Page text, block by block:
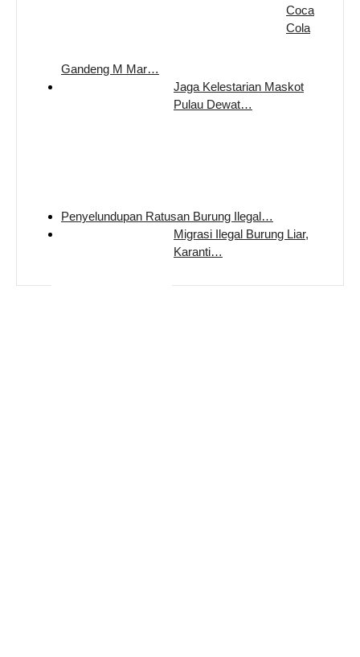
Coca
Cola
Gandeng M Mar…
Jaga Kelestarian Maskot
Pulau Dewat…
Penyelundupan Ratusan Burung Ilegal…
Migrasi Ilegal Burung Liar,
Karanti…